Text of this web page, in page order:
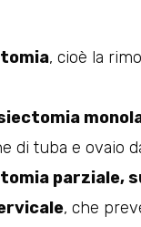
, cioè la
di tuba e ovaio
parziale,
, che